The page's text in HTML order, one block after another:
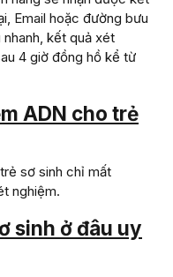
Email hoặc đường bưu
kết quả xét
4 giờ đồng hồ kể từ
ADN cho trẻ
sơ sinh chỉ mất
nghiệm.
sinh ở đâu uy